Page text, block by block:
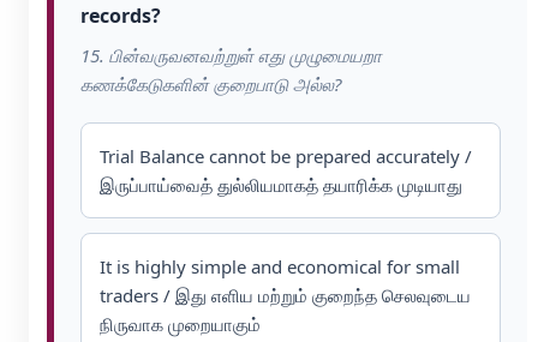
records?
15. பின்வருவனவற்றுள் எது முழுமையறா
கணக்கேடுகளின் குறைபாடு அல்ல?
Trial Balance cannot be prepared accurately /
இருப்பாய்வைத் துல்லியமாகத் தயாரிக்க முடியாது
It is highly simple and economical for small
traders / இது எளிய மற்றும் குறைந்த செலவுடைய
நிருவாக முறையாகும்